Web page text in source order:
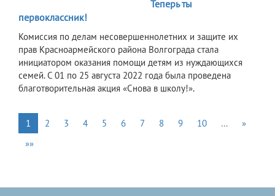
Теперь ты
первоклассник!
Комиссия по делам несовершеннолетних и защите их
прав Красноармейского района Волгограда стала
инициатором оказания помощи детям из нуждающихся
семей. С 01 по 25 августа 2022 года была проведена
благотворительная акция «Снова в школу!».
1 2 3 4 5 6 7 8 9 10 …
»
»»